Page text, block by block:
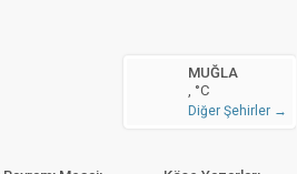
arttı
Hava Durumu
MUĞLA
, °C
Diğer Şehirler →